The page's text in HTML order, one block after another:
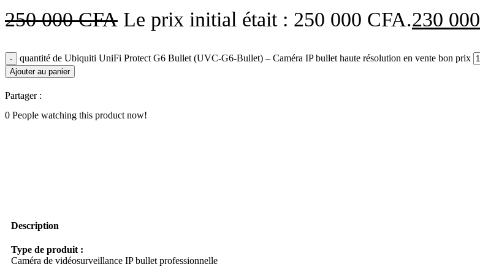
250 000CFA Le prix initial était : 250 000 CFA.230 000
quantité de Ubiquiti UniFi Protect G6 Bullet (UVC-G6-Bullet) – Caméra IP bullet haute résolution en vente bon prix
Ajouter au panier
Partager :
0 People watching this product now!
Description
Type de produit :
Caméra de vidéosurveillance IP bullet professionnelle